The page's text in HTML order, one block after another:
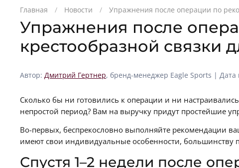
Главная Новости Упражнения после операции по
Упражнения после
крестообразной связки
Автор: Дмитрий Гертнер, бренд-менеджер Eagle Sports | Дата
Сколько бы ни готовились к операции и ни
непростой период? Вам на выручку придут простейшие
Во-первых, беспрекословно выполняйте рекомендации
имеют свои индивидуальные особенности, большинству
Спустя 1–2 недели после